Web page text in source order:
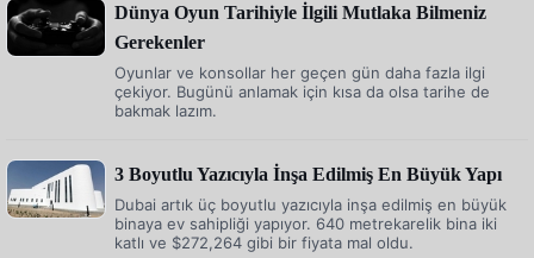
Dünya Oyun Tarihiyle İlgili Mutlaka Bilmeniz
Gerekenler
Oyunlar ve konsollar her geçen gün daha fazla ilgi
çekiyor. Bugünü anlamak için kısa da olsa tarihe de
bakmak lazım.
3 Boyutlu Yazıcıyla İnşa Edilmiş En Büyük Yapı
Dubai artık üç boyutlu yazıcıyla inşa edilmiş en büyük
binaya ev sahipliği yapıyor. 640 metrekarelik bina iki
katlı ve $272,264 gibi bir fiyata mal oldu.